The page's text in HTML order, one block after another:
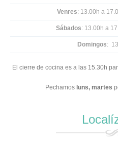
Venres: 13.00h a
Sábados: 13.00h a
Domingos:
El cierre de cocina es a las 15.30h
Pechamos luns, martes